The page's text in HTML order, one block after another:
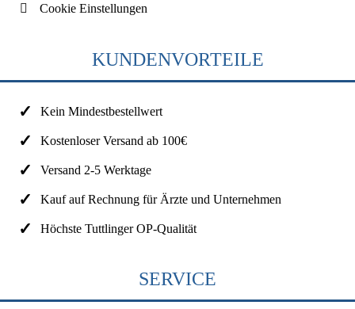
Cookie Einstellungen
KUNDENVORTEILE
Kein Mindestbestellwert
Kostenloser Versand ab 100€
Versand 2-5 Werktage
Kauf auf Rechnung für Ärzte und Unternehmen
Höchste Tuttlinger OP-Qualität
SERVICE